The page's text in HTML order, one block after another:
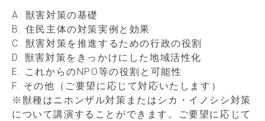
A. 獣害対策の基礎
B. 住民主体の対策実例と効果
C. 獣害対策を推進するための行政の役割
D. 獣害対策をきっかけにした地域活性化
E. これからのNPO等の役割と可能性
F. その他（ご要望に応じて対応いたします）
※獣種はニホンザル対策またはシカ・イノシシ対策
について講演することができます。ご要望に応じて